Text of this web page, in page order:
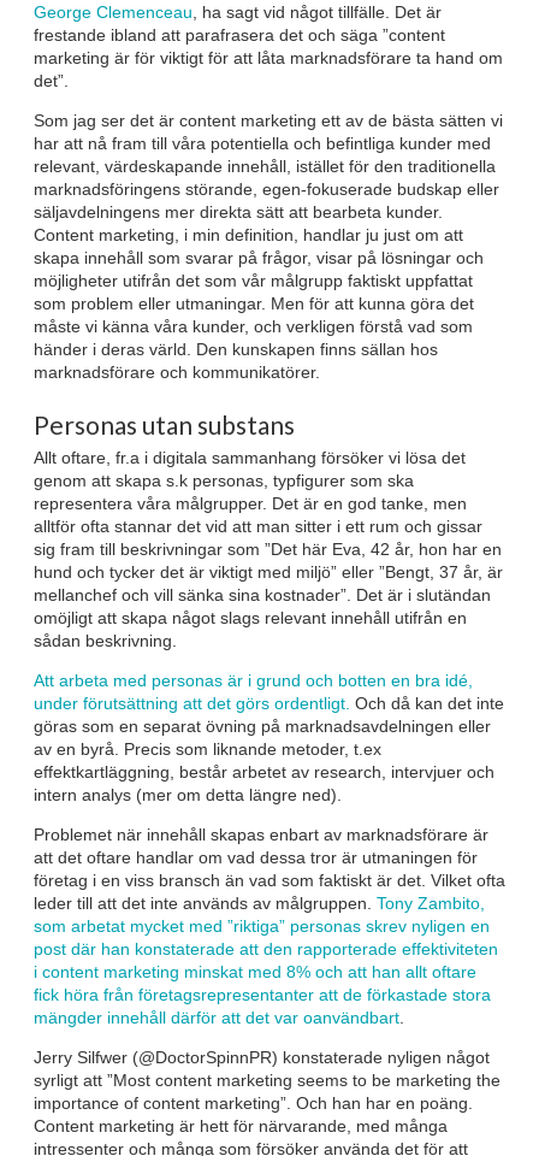
George Clemenceau , ha sagt vid något tillfälle. Det är
frestande ibland att parafrasera det och säga ”content
marketing är för viktigt för att låta marknadsförare ta hand om
det”.
Som jag ser det är content marketing ett av de bästa sätten vi
har att nå fram till våra potentiella och befintliga kunder med
relevant, värdeskapande innehåll, istället för den traditionella
marknadsföringens störande, egen-fokuserade budskap eller
säljavdelningens mer direkta sätt att bearbeta kunder.
Content marketing, i min definition, handlar ju just om att
skapa innehåll som svarar på frågor, visar på lösningar och
möjligheter utifrån det som vår målgrupp faktiskt uppfattat
som problem eller utmaningar. Men för att kunna göra det
måste vi känna våra kunder, och verkligen förstå vad som
händer i deras värld. Den kunskapen finns sällan hos
marknadsförare och kommunikatörer.
Personas utan substans
Allt oftare, fr.a i digitala sammanhang försöker vi lösa det
genom att skapa s.k personas, typfigurer som ska
representera våra målgrupper. Det är en god tanke, men
alltför ofta stannar det vid att man sitter i ett rum och gissar
sig fram till beskrivningar som ”Det här Eva, 42 år, hon har en
hund och tycker det är viktigt med miljö” eller ”Bengt, 37 år, är
mellanchef och vill sänka sina kostnader”. Det är i slutändan
omöjligt att skapa något slags relevant innehåll utifrån en
sådan beskrivning.
Att arbeta med personas är i grund och botten en bra idé,
under förutsättning att det görs ordentligt. Och då kan det inte
göras som en separat övning på marknadsavdelningen eller
av en byrå. Precis som liknande metoder, t.ex
effektkartläggning, består arbetet av research, intervjuer och
intern analys (mer om detta längre ned).
Problemet när innehåll skapas enbart av marknadsförare är
att det oftare handlar om vad dessa tror är utmaningen för
företag i en viss bransch än vad som faktiskt är det. Vilket ofta
leder till att det inte används av målgruppen. Tony Zambito,
som arbetat mycket med ”riktiga” personas skrev nyligen en
post där han konstaterade att den rapporterade effektiviteten
i content marketing minskat med 8% och att han allt oftare
fick höra från företagsrepresentanter att de förkastade stora
mängder innehåll därför att det var oanvändbart
Jerry Silfwer (@DoctorSpinnPR) konstaterade nyligen något
syrligt att ”Most content marketing seems to be marketing the
importance of content marketing”. Och han har en poäng.
Content marketing är hett för närvarande, med många
intressenter och många som försöker använda det för att